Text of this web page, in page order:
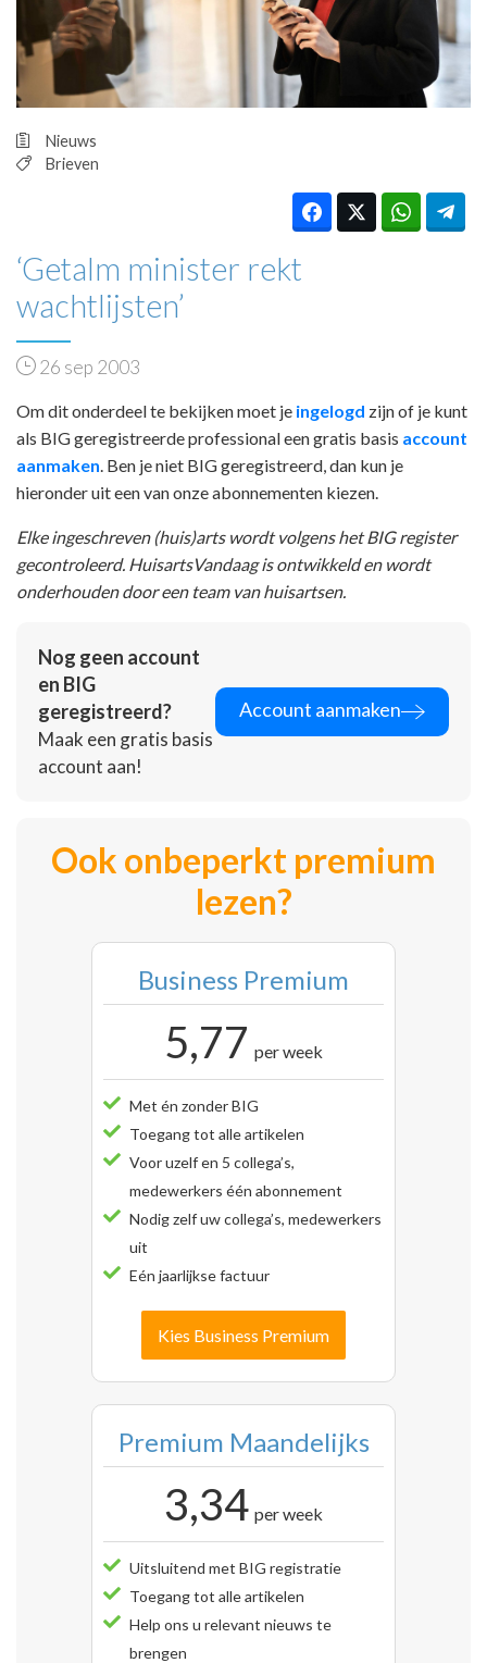
PRAKTIJKZAKEN
TARIEVEN
VPHUISARTSEN
Nieuws
Brieven
‘Getalm minister rekt
wachtlijsten’
26 sep 2003
Om dit onderdeel te bekijken moet je ingelogd zijn of je kunt
als BIG geregistreerde professional een gratis basis account
aanmaken . Ben je niet BIG geregistreerd, dan kun je
hieronder uit een van onze abonnementen kiezen.
Elke ingeschreven (huis)arts wordt volgens het BIG register
gecontroleerd. HuisartsVandaag is ontwikkeld en wordt
onderhouden door een team van huisartsen.
Nog geen account
en BIG
geregistreerd?
Maak een gratis basis
account aan!
Account aanmaken
Ook onbeperkt premium
lezen?
Business Premium
5,77 per week
Met én zonder BIG
Toegang tot alle artikelen
Voor uzelf en 5 collega’s,
medewerkers één abonnement
Nodig zelf uw collega’s, medewerkers
uit
Eén jaarlijkse factuur
Kies Business Premium
Premium Maandelijks
3,34 per week
Uitsluitend met BIG registratie
Toegang tot alle artikelen
Help ons u relevant nieuws te
brengen